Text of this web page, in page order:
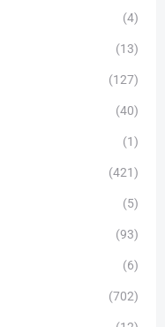
(4)
(13)
(127)
(40)
(1)
(421)
(5)
(93)
(6)
(702)